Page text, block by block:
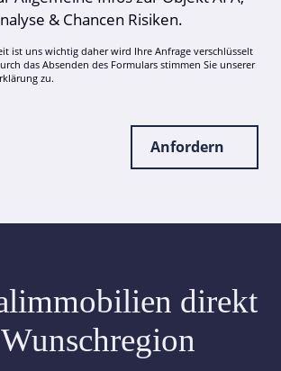
& Chancen Risiken.
ist uns wichtig daher wird Ihre Anfrage verschlüsselt
das Absenden des Formulars stimmen Sie unserer
zu.
Anfordern
direkt